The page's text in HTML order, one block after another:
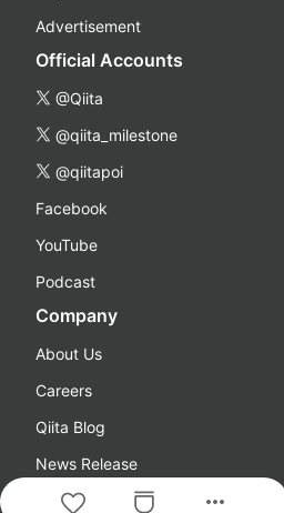
more_horiz
Advertisement
Official Accounts
@Qiita
@qiita_milestone
@qiitapoi
Facebook
YouTube
Podcast
Company
About Us
Careers
Qiita Blog
News Release